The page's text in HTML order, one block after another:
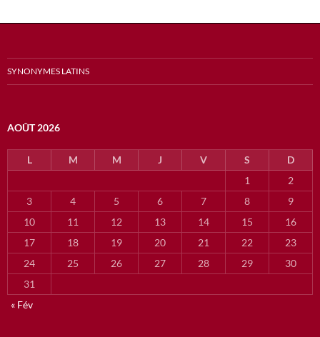
SYNONYMES LATINS
AOÛT 2026
L M M J V S
D
1
2
3
4 5 6 7 8
9
10
11 12 13 14 15
16
17
18 19 20 21 22
23
24
25 26 27 28 29
30
31
« Fév